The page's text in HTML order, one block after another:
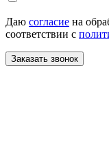
Даю согласие на
соответствии с
Заказать звонок